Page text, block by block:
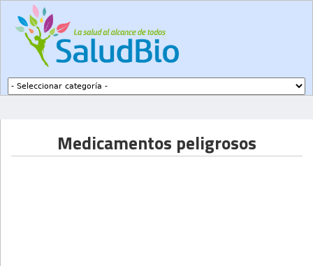
Medicamentos peligrosos